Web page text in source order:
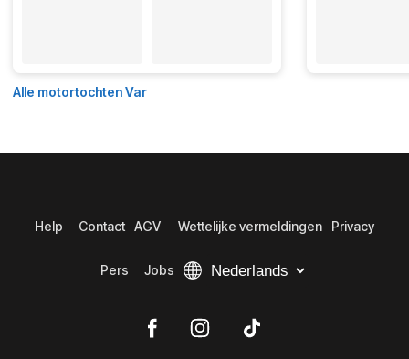
Alle motortochten Var
Help Contact AGV Wettelijke vermeldingen Privacy
Pers Jobs